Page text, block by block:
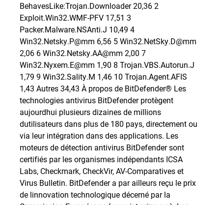
BehavesLike:Trojan.Downloader 20,36 2
Exploit.Win32.WMF-PFV 17,51 3
Packer.Malware.NSAnti.J 10,49 4
Win32.Netsky.P@mm 6,56 5 Win32.NetSky.D@mm
2,06 6 Win32.Netsky.AA@mm 2,00 7
Win32.Nyxem.E@mm 1,90 8 Trojan.VBS.Autorun.J
1,79 9 Win32.Sality.M 1,46 10 Trojan.Agent.AFIS
1,43 Autres 34,43 À propos de BitDefender® Les
technologies antivirus BitDefender protègent
aujourdhui plusieurs dizaines de millions
dutilisateurs dans plus de 180 pays, directement ou
via leur intégration dans des applications. Les
moteurs de détection antivirus BitDefender sont
certifiés par les organismes indépendants ICSA
Labs, Checkmark, CheckVir, AV-Comparatives et
Virus Bulletin. BitDefender a par ailleurs reçu le prix
de linnovation technologique décerné par la